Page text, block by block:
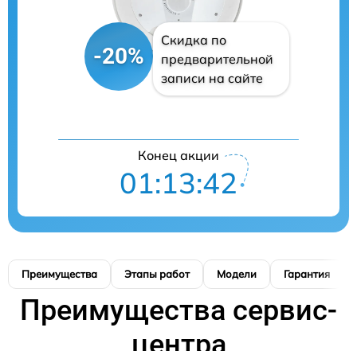
-20%
Скидка по
предварительной
записи на сайте
Конец акции
01:13:41
Преимущества Этапы работ Модели Гарантия
Преимущества сервис-